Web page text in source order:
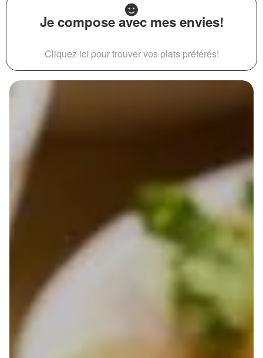
Je compose avec mes envies!
Cliquez ici pour trouver vos plats préférés!